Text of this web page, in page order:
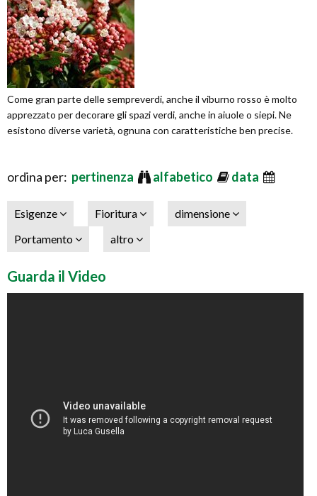
Come gran parte delle sempreverdi, anche il viburno rosso è molto
apprezzato per decorare gli spazi verdi, anche in aiuole o siepi. Ne
esistono diverse varietà, ognuna con caratteristiche ben precise.
ordina per: pertinenza alfabetico data
Esigenze Fioritura
dimensione
Portamento
altro
Guarda il Video